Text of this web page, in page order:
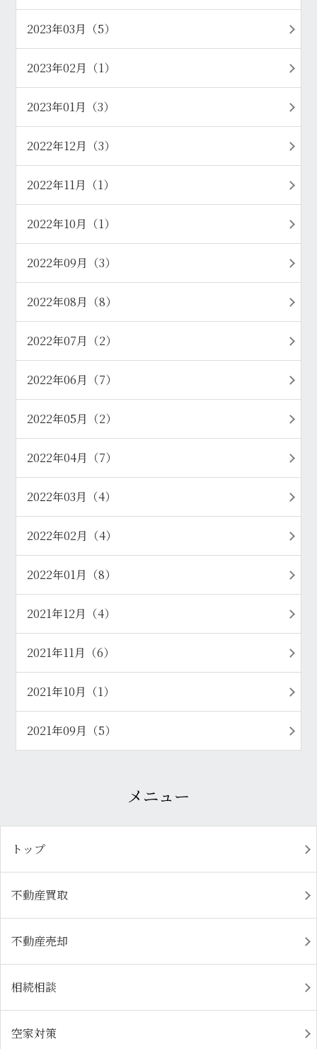
2023年03月（5）
2023年02月（1）
2023年01月（3）
2022年12月（3）
2022年11月（1）
2022年10月（1）
2022年09月（3）
2022年08月（8）
2022年07月（2）
2022年06月（7）
2022年05月（2）
2022年04月（7）
2022年03月（4）
2022年02月（4）
2022年01月（8）
2021年12月（4）
2021年11月（6）
2021年10月（1）
2021年09月（5）
メニュー
トップ
不動産買取
不動産売却
相続相談
空家対策